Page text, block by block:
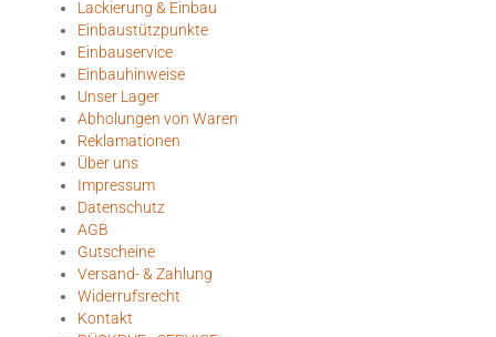
Lackierung & Einbau
Einbaustützpunkte
Einbauservice
Einbauhinweise
Unser Lager
Abholungen von Waren
Reklamationen
Über uns
Impressum
Datenschutz
AGB
Gutscheine
Versand- & Zahlung
Widerrufsrecht
Kontakt